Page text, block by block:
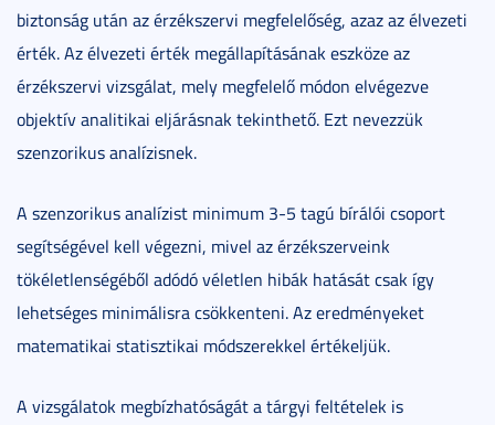
biztonság után az érzékszervi megfelelőség, azaz az élvezeti
érték. Az élvezeti érték megállapításának eszköze az
érzékszervi vizsgálat, mely megfelelő módon elvégezve
objektív analitikai eljárásnak tekinthető. Ezt nevezzük
szenzorikus analízisnek.
A szenzorikus analízist minimum 3-5 tagú bírálói csoport
segítségével kell végezni, mivel az érzékszerveink
tökéletlenségéből adódó véletlen hibák hatását csak így
lehetséges minimálisra csökkenteni. Az eredményeket
matematikai statisztikai módszerekkel értékeljük.
A vizsgálatok megbízhatóságát a tárgyi feltételek is